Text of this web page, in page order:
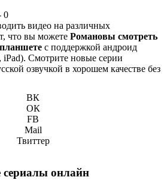
0
видео на различных
что вы можете Романовы смотреть
с поддержкой андроид
Смотрите новые серии
озвучкой в хорошем качестве без
ВК
ОК
FB
Mail
Твиттер
сериалы онлайн